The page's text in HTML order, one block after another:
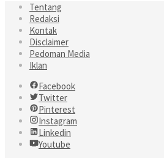
Tentang
Redaksi
Kontak
Disclaimer
Pedoman Media
Iklan
Facebook
Twitter
Pinterest
Instagram
Linkedin
Youtube